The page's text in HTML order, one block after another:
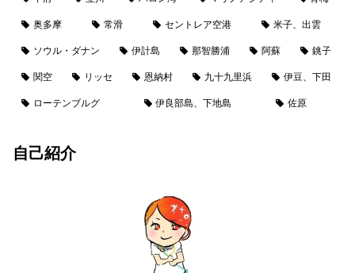
奥多摩 常滑 セントレア空港 米子、出雲
ソウル・ダナン 伊計島 那智勝浦 阿蘇 銚子
関空 リッセ 恩納村 九十九里浜 伊豆、下田
ローテンブルグ 伊良部島、下地島 佐原
自己紹介